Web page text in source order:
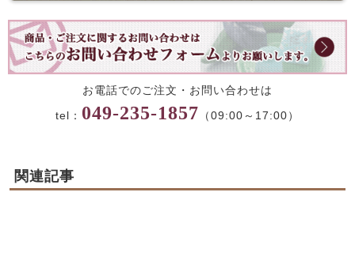
お電話でのご注文・お問い合わせは
tel： 049-235-1857 （09:00～17:00）
関連記事